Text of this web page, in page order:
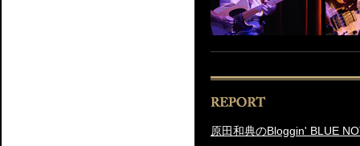
原田和典のBloggin' BLUE